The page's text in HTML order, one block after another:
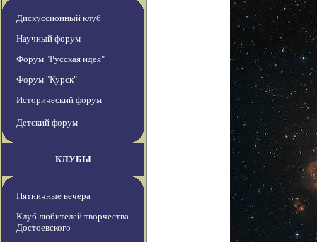
Дискуссионный клуб
Научный форум
Форум "Русская идея"
Форум "Курск"
Исторический форум
Детский форум
КЛУБЫ
Пятничные вечера
Клуб любителей творчества
Достоевского